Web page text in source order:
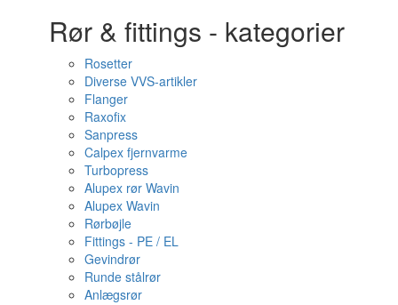
Rør & fittings - kategorier
Rosetter
Diverse VVS-artikler
Flanger
Raxofix
Sanpress
Calpex fjernvarme
Turbopress
Alupex rør Wavin
Alupex Wavin
Rørbøjle
Fittings - PE / EL
Gevindrør
Runde stålrør
Anlægsrør